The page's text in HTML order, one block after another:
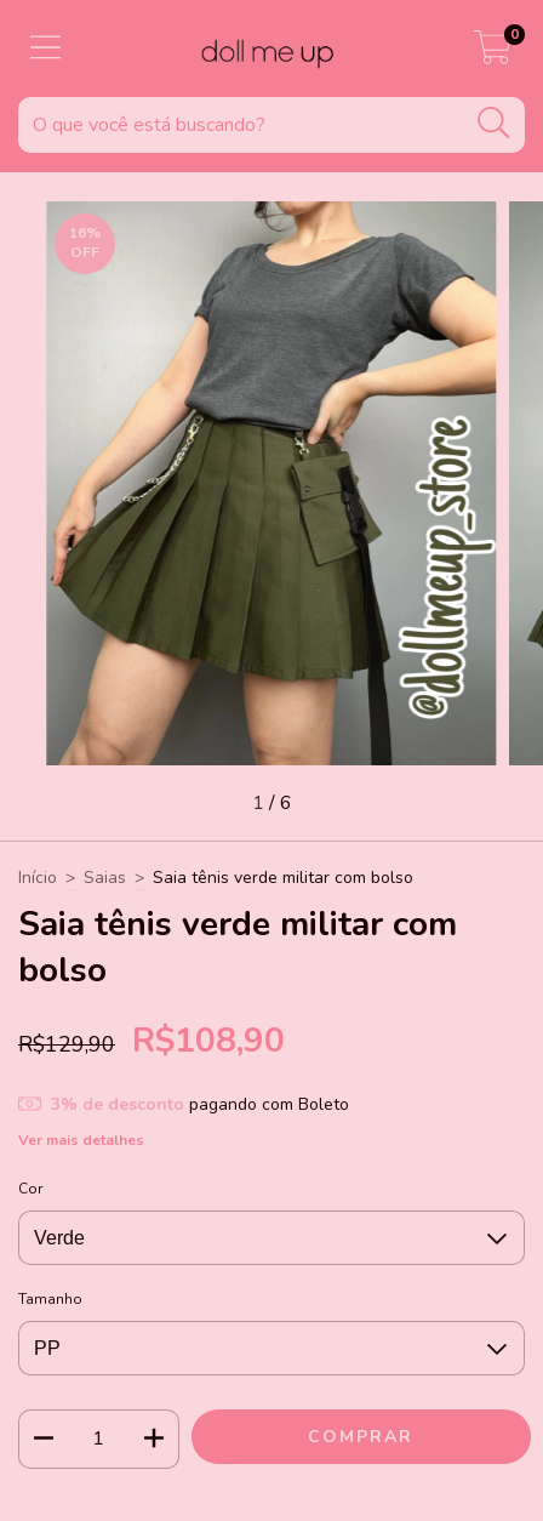
0
16%
OFF
1/6
Início > Saias > Saia tênis verde militar com bolso
Saia tênis verde militar com
bolso
R$129,90 R$108,90
3% de desconto pagando com Boleto
Ver mais detalhes
Cor
Tamanho